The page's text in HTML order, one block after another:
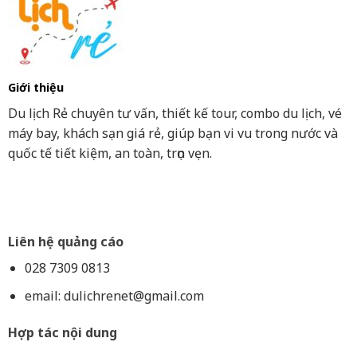
Giới thiệu
Du lịch Rẻ chuyên tư vấn, thiết kế tour, combo du lịch, vé
máy bay, khách sạn giá rẻ, giúp bạn vi vu trong nước và
quốc tế tiết kiệm, an toàn, trọn vẹn.
Liên hệ quảng cáo
028 7309 0813
email: dulichrenet@gmail.com
Hợp tác nội dung